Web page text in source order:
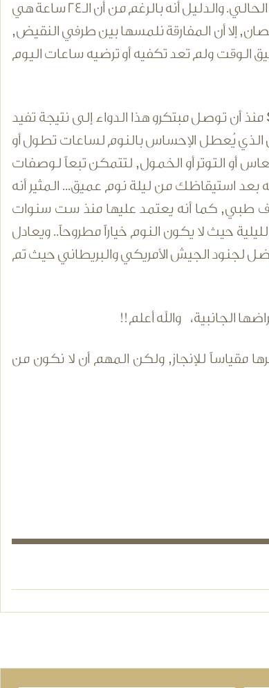
لكني سأبرر تأكيدي بأنها حالة لم يعد لها محل من الإعراب أو الوجود في عصرنا الحالي. والدليل أنه بالرغم من أن الـ24 ساعة هي
إلا أن المفارقة نلمسها بين طرفي النقيض,
الوقت ولم تعد تكفيه أو ترضيه ساعات اليوم
حيث بدأت تبرز في الغرب ظاهرة الاعتماد على ما يُسمى بأقراص Stay Awake منذ أن توصل مبتكرو هذا الدواء إلى نتيجة تفيد
الذي يُعطل الإحساس بالنوم لساعات تطول أو
أو التوتر أو الخمول, لتتمكن تبعاً لوصفات
النشاط الذي تشعر به بعد استيقاظك من ليلة نوم عميق... المثير أنه
طبي, كما أنه يعتمد عليها منذ ست سنوات
حيث لا يكون النوم خياراً مطروحاً.. ويعادل
المفضل لجنود الجيش الأمريكي والبريطاني حيث تم
الجانبية، والله أعلم!!
مقياساً للإنجاز, ولكن المهم أن لا نكون من